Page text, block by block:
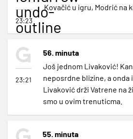
undo-
outline
23:23
Kovačić u igru, Modrić na
23:21
56. minuta
Još jednom Livaković!
neposrdne blizine, a onda
Livaković drži Vatrene na
smo u ovim trenuticma.
55. minuta